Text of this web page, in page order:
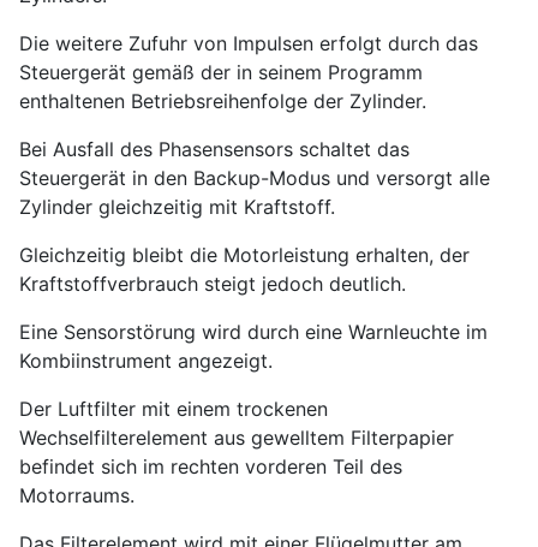
Die weitere Zufuhr von Impulsen erfolgt durch das
Steuergerät gemäß der in seinem Programm
enthaltenen Betriebsreihenfolge der Zylinder.
Bei Ausfall des Phasensensors schaltet das
Steuergerät in den Backup-Modus und versorgt alle
Zylinder gleichzeitig mit Kraftstoff.
Gleichzeitig bleibt die Motorleistung erhalten, der
Kraftstoffverbrauch steigt jedoch deutlich.
Eine Sensorstörung wird durch eine Warnleuchte im
Kombiinstrument angezeigt.
Der Luftfilter mit einem trockenen
Wechselfilterelement aus gewelltem Filterpapier
befindet sich im rechten vorderen Teil des
Motorraums.